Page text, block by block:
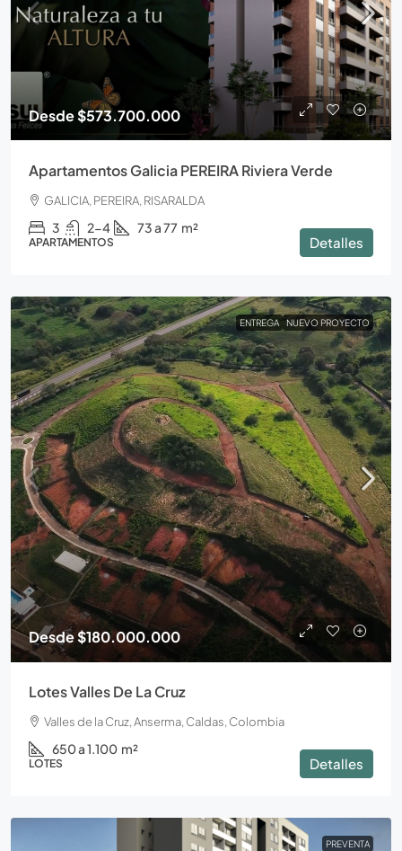
Desde$573.700.000
Apartamentos Galicia PEREIRA Riviera Verde
GALICIA, PEREIRA, RISARALDA
3 2-4 73 a 77 m²
APARTAMENTOS Detalles
ENTREGA NUEVO PROYECTO
Desde$180.000.000
Lotes Valles De La Cruz
Valles de la Cruz, Anserma, Caldas, Colombia
650 a 1.100 m²
LOTES Detalles
PREVENTA